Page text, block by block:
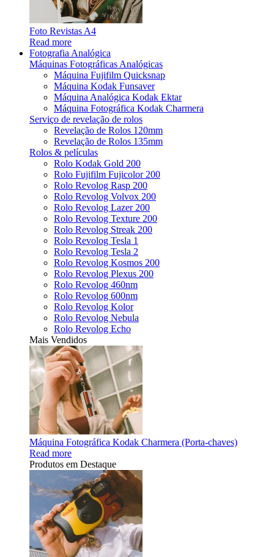
Foto Revistas A4
Read more
Fotografia Analógica
Máquinas Fotográficas Analógicas
Máquina Fujifilm Quicksnap
Máquina Kodak Funsaver
Máquina Analógica Kodak Ektar
Máquina Fotográfica Kodak Charmera
Serviço de revelação de rolos
Revelação de Rolos 120mm
Revelação de Rolos 135mm
Rolos & películas
Rolo Kodak Gold 200
Rolo Fujifilm Fujicolor 200
Rolo Revolog Rasp 200
Rolo Revolog Volvox 200
Rolo Revolog Lazer 200
Rolo Revolog Texture 200
Rolo Revolog Streak 200
Rolo Revolog Tesla 1
Rolo Revolog Tesla 2
Rolo Revolog Kosmos 200
Rolo Revolog Plexus 200
Rolo Revolog 460nm
Rolo Revolog 600nm
Rolo Revolog Kolor
Rolo Revolog Nebula
Rolo Revolog Echo
Mais Vendidos
Máquina Fotográfica Kodak Charmera (Porta-chaves)
Read more
Produtos em Destaque